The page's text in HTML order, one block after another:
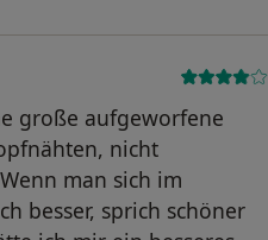
große aufgeworfene
nicht
man sich im
besser, sprich schöner